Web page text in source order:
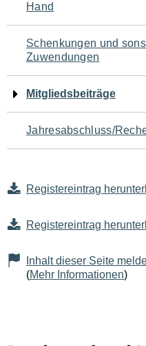
Hand
Schenkungen und
Zuwendungen
Mitgliedsbeiträge
Jahresabschluss/
Registereintrag
Registereintrag
Inhalt dieser Seite
(Mehr Informationen)